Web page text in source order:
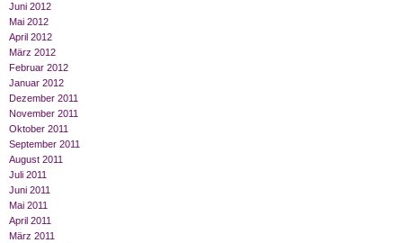
Juni 2012
Mai 2012
April 2012
März 2012
Februar 2012
Januar 2012
Dezember 2011
November 2011
Oktober 2011
September 2011
August 2011
Juli 2011
Juni 2011
Mai 2011
April 2011
März 2011